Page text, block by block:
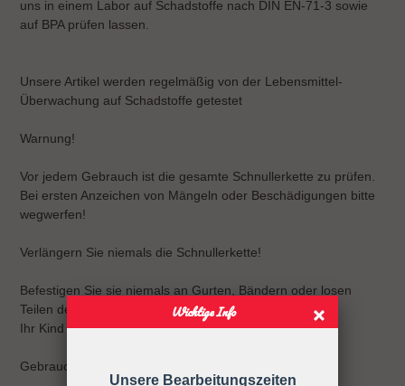
uns in einem Labor auf Schadstoffe nach DIN EN-71-3 sowie
auf BPA prüfen lassen.
Unsere Artikel werden regelmäßig von der Lebensmittel-
Überwachung auf Schadstoffe getestet
Warnung!
Vor jedem Gebrauch ist die gesamte Schnullerkette zu prüfen.
Bei ersten Anzeichen von Mängeln oder Beschädigungen bitte
wegwerfen!
Verlängern Sie niemals die Schnullerkette!
Befestigen Sie sie niemals an Gurten, Bändern oder losen
Teilen der Kleidung.
Ihr Kind kann sich strangulieren.
Gebrauchsanweisung
Wichtige Info
Unsere Bearbeitungszeiten